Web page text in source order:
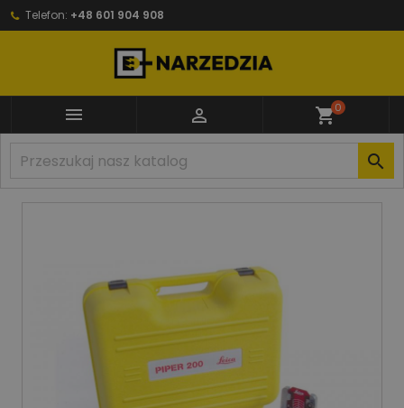
Telefon: +48 601 904 908
  shopping_cart0
